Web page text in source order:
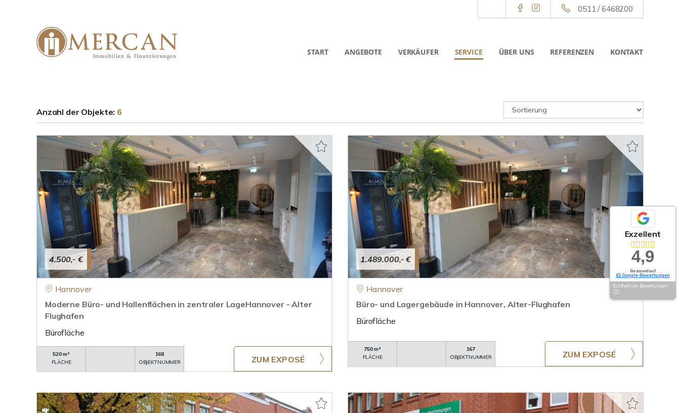
0511 / 6468200
START ANGEBOTE VERKÄUFER SERVICE ÜBER UNS REFERENZEN KONTAKT
Anzahl der Objekte: 6
4.500,- €
Hannover
Moderne Büro- und Hallenflächen in zentraler LageHannover - Alter
Flughafen
Bürofläche
520 m²
FLÄCHE
168
OBJEKTNUMMER
ZUM EXPOSÉ
1.489.000,- €
Hannover
Büro- und Lagergebäude in Hannover, Alter-Flughafen
Bürofläche
750 m²
FLÄCHE
167
OBJEKTNUMMER
ZUM EXPOSÉ
Exzellent
4,9
Basierend auf
61 Google-Bewertungen
Echtheit von Bewertungen